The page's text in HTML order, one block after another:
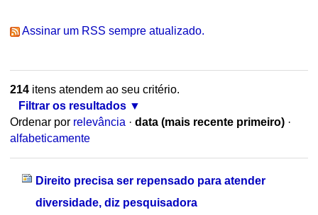
Assinar um RSS sempre atualizado.
214itens atendem ao seu critério.
Filtrar os resultados
Ordenar por relevância · data (mais recente primeiro) ·
alfabeticamente
Direito precisa ser repensado para atender
diversidade, diz pesquisadora